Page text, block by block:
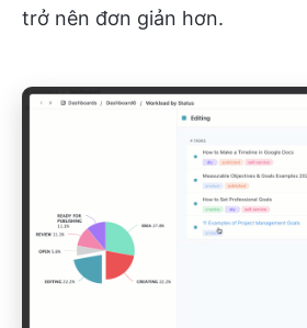
trở nên đơn giản hơn.